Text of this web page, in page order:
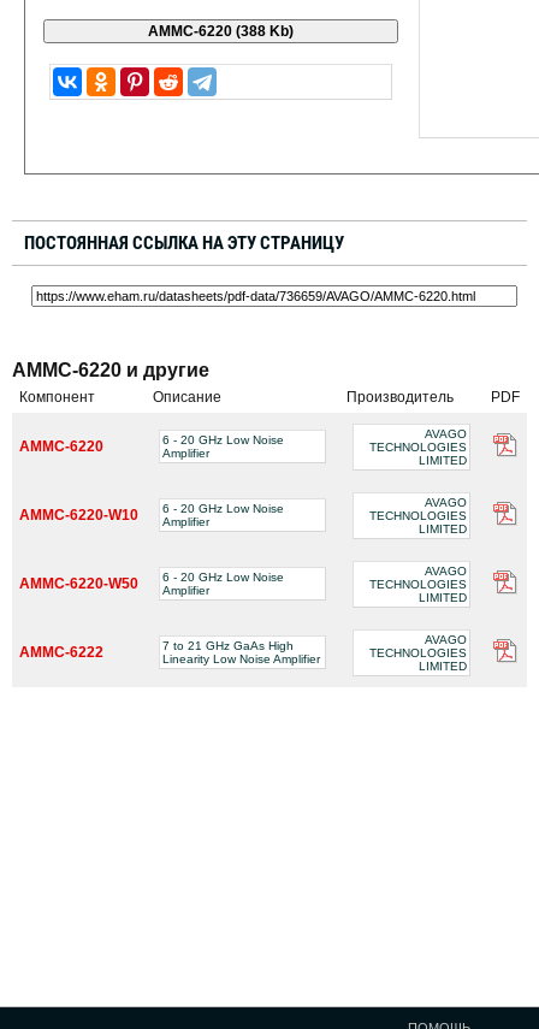
ПОСТОЯННАЯ ССЫЛКА НА ЭТУ СТРАНИЦУ
AMMC-6220 и другие
Компонент Описание Производитель PDF
AMMC-6220
6 - 20 GHz Low Noise
Amplifier
AVAGO
TECHNOLOGIES
LIMITED
AMMC-6220-W10
6 - 20 GHz Low Noise
Amplifier
AVAGO
TECHNOLOGIES
LIMITED
AMMC-6220-W50
6 - 20 GHz Low Noise
Amplifier
AVAGO
TECHNOLOGIES
LIMITED
AMMC-6222
7 to 21 GHz GaAs High
Linearity Low Noise Amplifier
AVAGO
TECHNOLOGIES
LIMITED